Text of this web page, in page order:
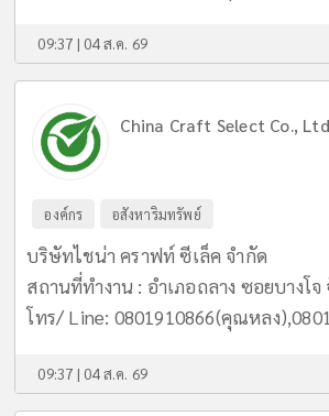
09:37 | 04 ส.ค. 69
China Craft Select Co.,
องค์กร อสังหาริมทรัพย์
บริษัทไชน่า คราฟท์ ซีเล็ค จำกัด
สถานที่ทำงาน : อำเภอถลาง ซอยบางโจ
โทร/ Line: 0801910866(คุณหลง
09:37 | 04 ส.ค. 69